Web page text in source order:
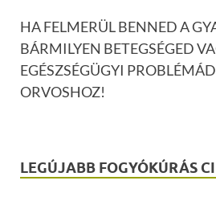
HA FELMERÜL BENNED A
BÁRMILYEN BETEGSÉGED
EGÉSZSÉGÜGYI
ORVOSHOZ!
LEGÚJABB FOGYÓKÚRÁS